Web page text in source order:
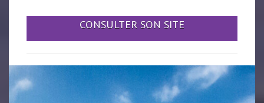
CONSULTER SON SITE